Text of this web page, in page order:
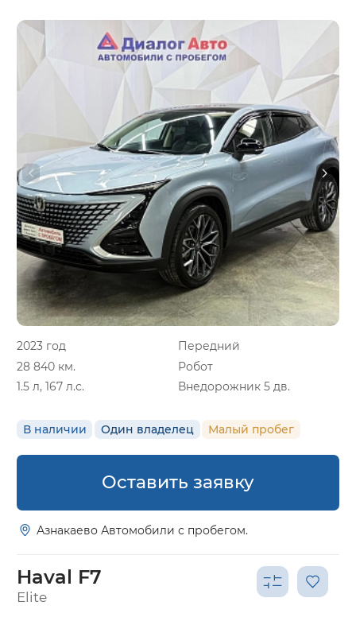
2023 год
Передний
28 840 км.
Робот
1.5 л, 167 л.с.
Внедорожник 5 дв.
В наличии Один владелец Малый пробег
Оставить заявку
Азнакаево Автомобили с пробегом.
Haval F7
Elite